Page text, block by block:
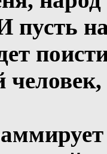
пусть
человек,